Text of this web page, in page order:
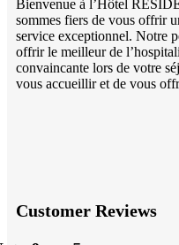
Bienvenue à l’Hôtel
sommes fiers de vous offrir
service exceptionnel. Notre
offrir le meilleur de
convaincante lors de votre
vous accueillir et de vous
Customer Reviews